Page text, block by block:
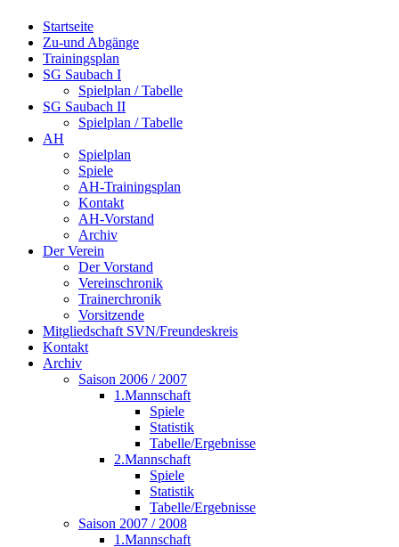
Startseite
Zu-und Abgänge
Trainingsplan
SG Saubach I
Spielplan / Tabelle
SG Saubach II
Spielplan / Tabelle
AH
Spielplan
Spiele
AH-Trainingsplan
Kontakt
AH-Vorstand
Archiv
Der Verein
Der Vorstand
Vereinschronik
Trainerchronik
Vorsitzende
Mitgliedschaft SVN/Freundeskreis
Kontakt
Archiv
Saison 2006 / 2007
1.Mannschaft
Spiele
Statistik
Tabelle/Ergebnisse
2.Mannschaft
Spiele
Statistik
Tabelle/Ergebnisse
Saison 2007 / 2008
1.Mannschaft